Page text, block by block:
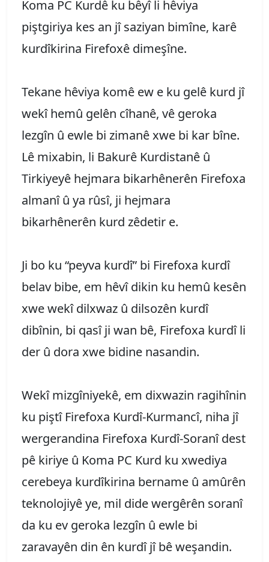
Koma PC Kurdê ku bêyî li hêviya
piştgiriya kes an jî saziyan bimîne, karê
kurdîkirina Firefoxê dimeşîne.
Tekane hêviya komê ew e ku gelê kurd jî
wekî hemû gelên cîhanê, vê geroka
lezgîn û ewle bi zimanê xwe bi kar bîne.
Lê mixabin, li Bakurê Kurdistanê û
Tirkiyeyê hejmara bikarhênerên Firefoxa
almanî û ya rûsî, ji hejmara
bikarhênerên kurd zêdetir e.
Ji bo ku “peyva kurdî” bi Firefoxa kurdî
belav bibe, em hêvî dikin ku hemû kesên
xwe wekî dilxwaz û dilsozên kurdî
dibînin, bi qasî ji wan bê, Firefoxa kurdî li
der û dora xwe bidine nasandin.
Wekî mizgîniyekê, em dixwazin ragihînin
ku piştî Firefoxa Kurdî-Kurmancî, niha jî
wergerandina Firefoxa Kurdî-Soranî dest
pê kiriye û Koma PC Kurd ku xwediya
cerebeya kurdîkirina bername û amûrên
teknolojiyê ye, mil dide wergêrên soranî
da ku ev geroka lezgîn û ewle bi
zaravayên din ên kurdî jî bê weşandin.